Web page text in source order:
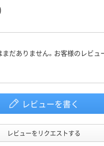
だありません。お客様のレビュ
レビューを書く
レビューをリクエストする